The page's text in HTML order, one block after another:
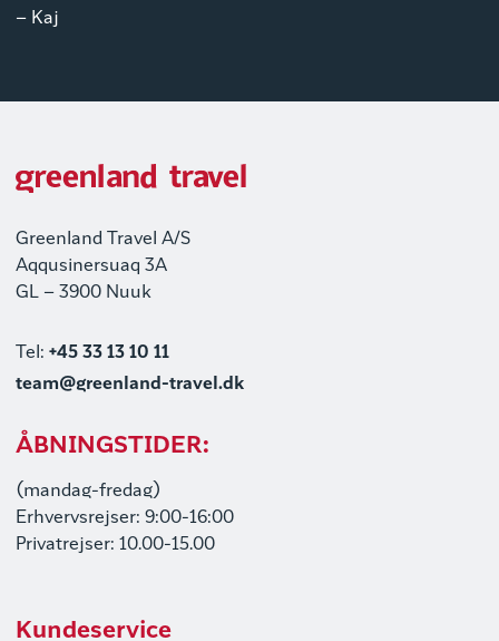
– Kaj
Greenland Travel A/S
Aqqusinersuaq 3A
GL – 3900 Nuuk
Tel: +45 33 13 10 11
team@greenland-travel.dk
ÅBNINGSTIDER:
(mandag-fredag)
Erhvervsrejser: 9:00-16:00
Privatrejser: 10.00-15.00
Kundeservice